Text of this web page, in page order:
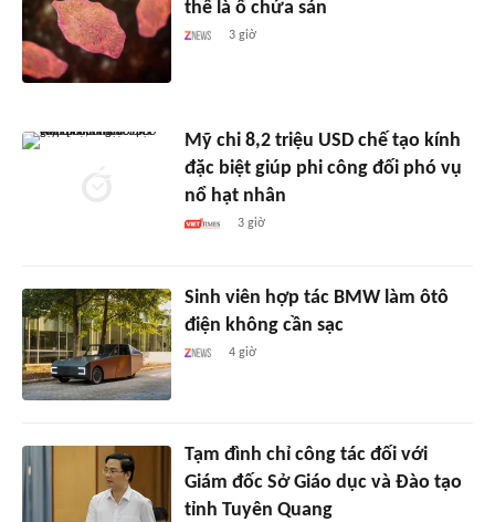
thể là ổ chứa sán
3 giờ
Mỹ chi 8,2 triệu USD chế tạo kính
đặc biệt giúp phi công đối phó vụ
nổ hạt nhân
3 giờ
Sinh viên hợp tác BMW làm ôtô
điện không cần sạc
4 giờ
Tạm đình chỉ công tác đối với
Giám đốc Sở Giáo dục và Đào tạo
tỉnh Tuyên Quang